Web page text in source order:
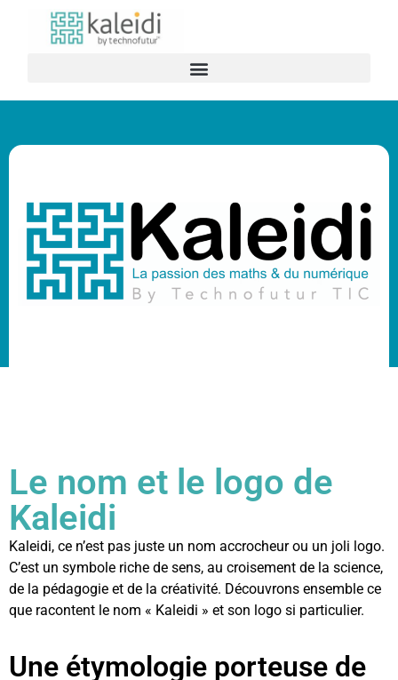
Le nom et le logo de
Kaleidi
Kaleidi, ce n’est pas juste un nom accrocheur ou un joli logo.
C’est un symbole riche de sens, au croisement de la science,
de la pédagogie et de la créativité. Découvrons ensemble ce
que racontent le nom « Kaleidi » et son logo si particulier.
Une étymologie porteuse de